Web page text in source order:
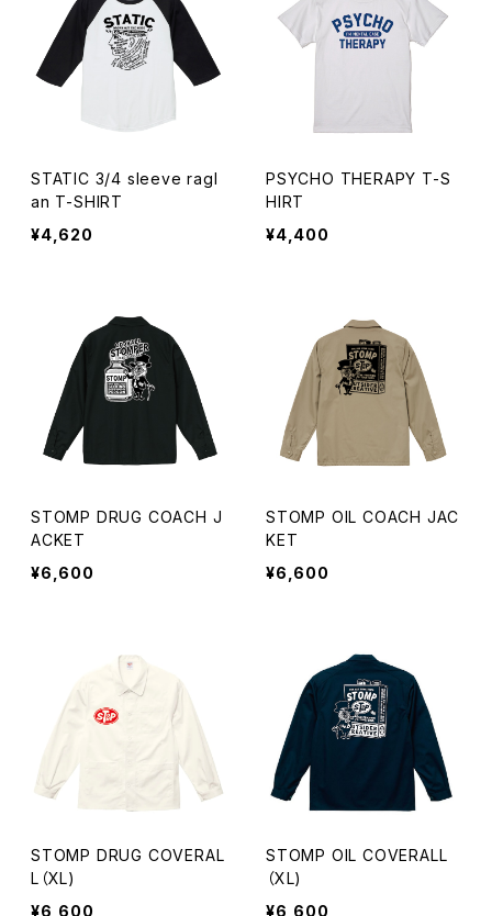
STATIC 3/4 sleeve ragl
an T-SHIRT
¥4,620
PSYCHO THERAPY T-S
HIRT
¥4,400
STOMP DRUG COACH J
ACKET
¥6,600
STOMP OIL COACH JAC
KET
¥6,600
STOMP DRUG COVERAL
L（XL)
¥6,600
STOMP OIL COVERALL
（XL)
¥6,600